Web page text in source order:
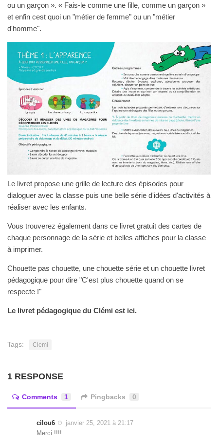
ou un garçon ». « Fais-le comme une fille, comme un garçon »
et enfin cest quoi un "métier de femme" ou un "métier
d'homme".
Le livret propose une grille de lecture des épisodes pour
dialoguer avec la classe puis une belle série d'idées d'activités à
réaliser avec les enfants.
Vous trouverez également dans ce livret gratuit des cartes de
chaque personnage de la série et belles affiches pour la classe
à imprimer.
Chouette pas chouette, une chouette série et un chouette livret
pédagogique pour dire "C'est plus chouette quand on se
respecte !"
Le livret pédagogique du Clémi est ici.
Tags: Clemi
1 RESPONSE
Comments 1 Pingbacks 0
cilou6
janvier 25, 2021 à 21:17
Merci !!!!